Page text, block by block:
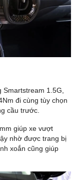
Smartstream 1.5G,
đi cùng tùy chọn
cầu trước.
giúp xe vượt
nhờ được trang bị
xoắn cũng giúp